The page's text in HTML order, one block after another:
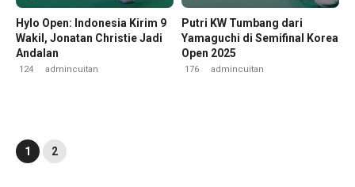
Hylo Open: Indonesia Kirim 9
Wakil, Jonatan Christie Jadi
Andalan
124 admincuitan
Putri KW Tumbang dari
Yamaguchi di Semifinal Korea
Open 2025
176 admincuitan
1 2